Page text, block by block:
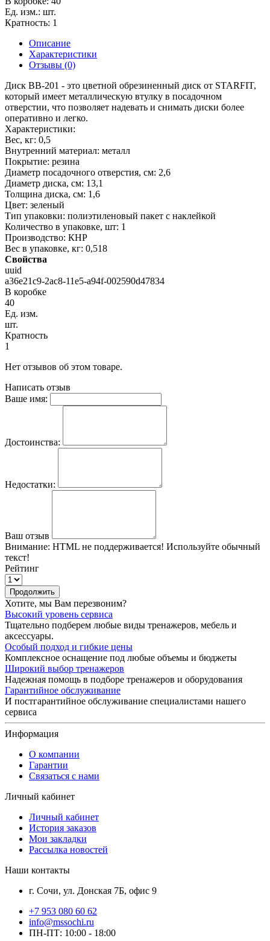
Ед. изм.: шт.
Кратность: 1
Описание
Характеристики
Отзывы (0)
Диск BB-201 - это цветной обрезиненный диск от STARFIT,
который имеет металлическую втулку в посадочном
отверстии, что позволяет надевать и снимать диски более
оперативно и легко.
Характеристики:
Вес, кг: 0,5
Внутренний материал: металл
Покрытие: резина
Диаметр посадочного отверстия, см: 2,6
Диаметр диска, см: 13,1
Толщина диска, см: 1,6
Цвет: зеленый
Тип упаковки: полиэтиленовый пакет с наклейкой
Количество в упаковке, шт: 1
Производство: КНР
Вес в упаковке, кг: 0,518
Свойства
uuid
a36e21c9-2ac8-11e5-a94f-002590d47834
В коробке
40
Ед. изм.
шт.
Кратность
1
Нет отзывов об этом товаре.
Написать отзыв
Ваше имя:
Достоинства:
Недостатки:
Ваш отзыв
Внимание: HTML не поддерживается! Используйте обычный
текст!
Рейтинг
Продолжить
Хотите, мы Вам перезвоним?
Высокий уровень сервиса
Тщательно подберем любые виды тренажеров, мебель и
аксессуары.
Особый подход и гибкие цены
Комплексное оснащение под любые объемы и бюджеты
Широкий выбор тренажеров
Надежная помощь в подборе тренажеров и оборудования
Гарантийное обслуживание
И постгарантийное обслуживание специалистами нашего
сервиса
Информация
О компании
Гарантии
Связаться с нами
Личный кабинет
Личный кабинет
История заказов
Мои закладки
Рассылка новостей
Наши контакты
г. Сочи, ул. Донская 7Б, офис 9
+7 953 080 60 62
info@mssochi.ru
ПН-ПТ: 10:00 - 18:00